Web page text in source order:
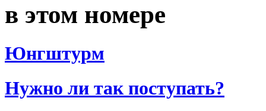
в этом номере
Юнгштурм
Нужно ли так поступать?